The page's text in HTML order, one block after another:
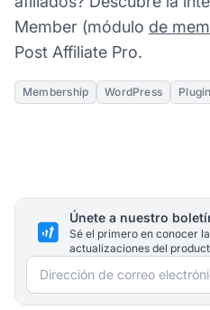
Member (módulo de
Post Affiliate Pro.
Membership WordPress Plugin
Únete a nuestro
Sé el primero en conocer
actualizaciones del
Dirección de correo